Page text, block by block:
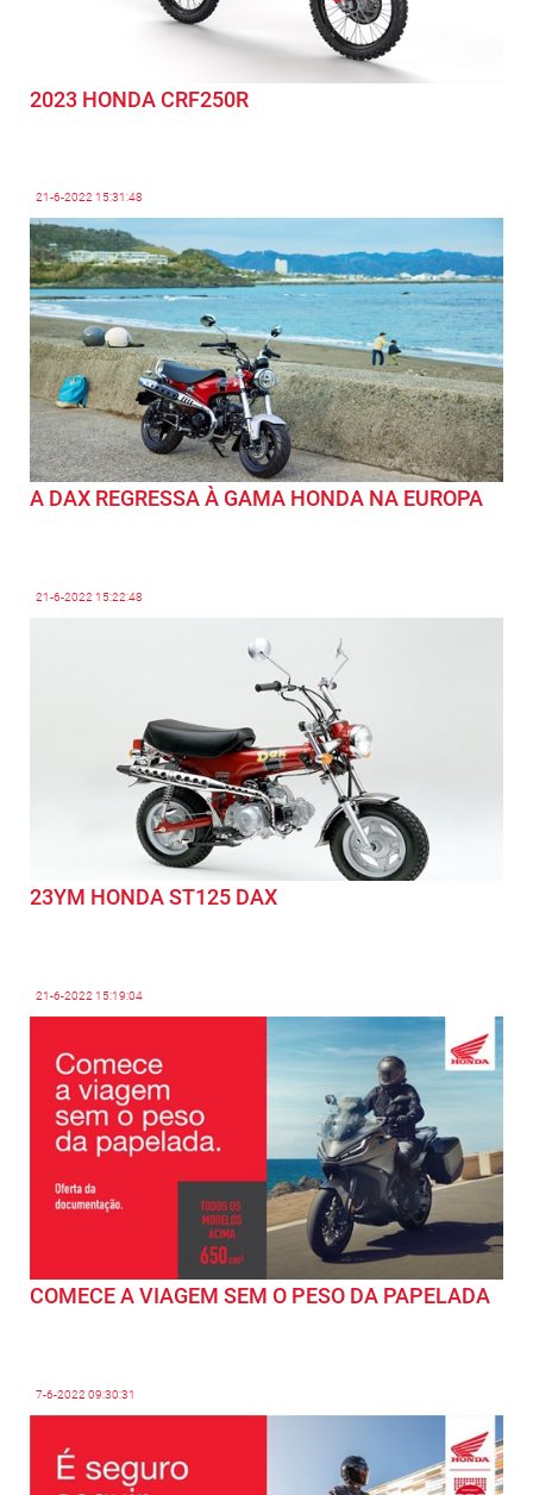
2023 HONDA CRF250R
21-6-202215:31:48
A DAX REGRESSA À GAMA HONDA NA EUROPA
21-6-2022 15:22:48
23YM HONDA ST125 DAX
21-6-2022 15:19:04
COMECE A VIAGEM SEM O PESO DA PAPELADA
7-6-2022 09:30:31